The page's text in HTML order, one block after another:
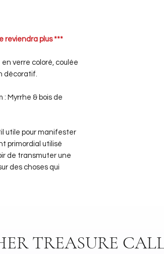
reviendra plus ***
verre coloré, coulée
décoratif.
: Myrrhe & bois de
utile pour manifester
primordial utilisé
de transmuter une
des choses qui
TREASURE